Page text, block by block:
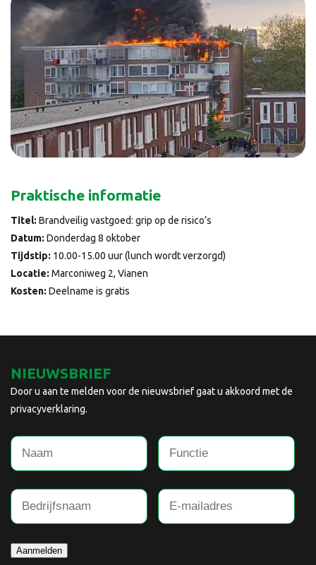
Praktische informatie
Titel: Brandveilig vastgoed: grip op de risico’s
Datum: Donderdag 8 oktober
Tijdstip: 10.00-15.00 uur (lunch wordt verzorgd)
Locatie: Marconiweg 2, Vianen
Kosten: Deelname is gratis
NIEUWSBRIEF
Door u aan te melden voor de nieuwsbrief gaat u akkoord met de
privacyverklaring.
Aanmelden